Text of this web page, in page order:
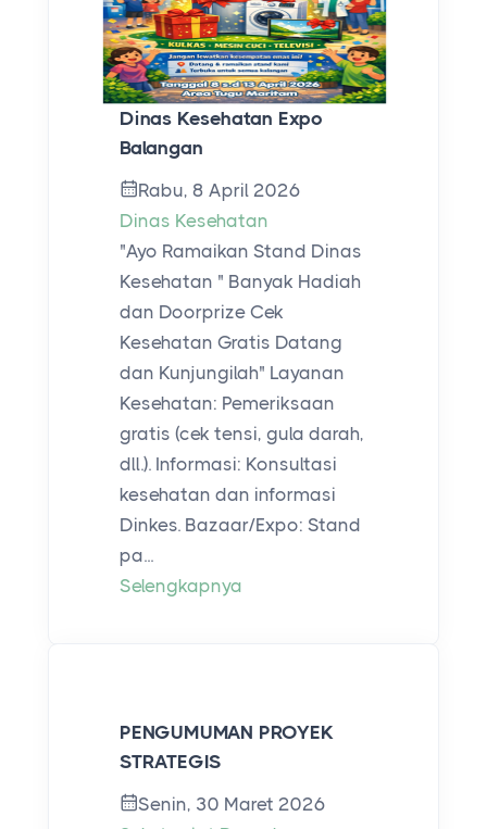
Dinas Kesehatan Expo
Balangan
Rabu, 8 April 2026
Dinas Kesehatan
"Ayo Ramaikan Stand Dinas
Kesehatan " Banyak Hadiah
dan Doorprize Cek
Kesehatan Gratis Datang
dan Kunjungilah" Layanan
Kesehatan: Pemeriksaan
gratis (cek tensi, gula darah,
dll.). Informasi: Konsultasi
kesehatan dan informasi
Dinkes. Bazaar/Expo: Stand
pa...
Selengkapnya
PENGUMUMAN PROYEK
STRATEGIS
Senin, 30 Maret 2026